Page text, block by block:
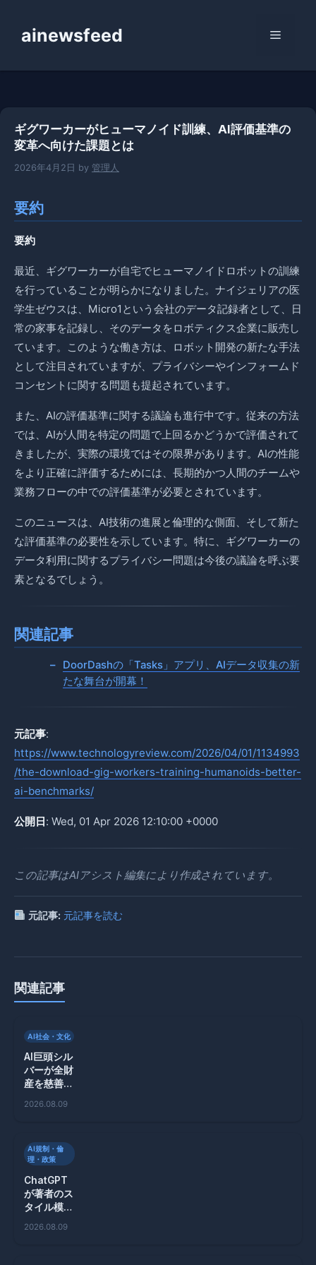
ainewsfeed メ
ギグワーカーがヒューマノイド訓練、AI評価基準の
変革へ向けた課題とは
2026年4月2日 by 管理人
要約
要約
最近、ギグワーカーが自宅でヒューマノイドロボットの訓練
を行っていることが明らかになりました。ナイジェリアの医
学生ゼウスは、Micro1という会社のデータ記録者として、日
常の家事を記録し、そのデータをロボティクス企業に販売し
ています。このような働き方は、ロボット開発の新たな手法
として注目されていますが、プライバシーやインフォームド
コンセントに関する問題も提起されています。
また、AIの評価基準に関する議論も進行中です。従来の方法
では、AIが人間を特定の問題で上回るかどうかで評価されて
きましたが、実際の環境ではその限界があります。AIの性能
をより正確に評価するためには、長期的かつ人間のチームや
業務フローの中での評価基準が必要とされています。
このニュースは、AI技術の進展と倫理的な側面、そして新た
な評価基準の必要性を示しています。特に、ギグワーカーの
データ利用に関するプライバシー問題は今後の議論を呼ぶ要
素となるでしょう。
関連記事
DoorDashの「Tasks」アプリ、AIデータ収集の新
たな舞台が開幕！
元記事:
https://www.technologyreview.com/2026/04/01/1134993
/the-download-gig-workers-training-humanoids-better-
ai-benchmarks/
公開日: Wed, 01 Apr 2026 12:10:00 +0000
この記事はAIアシスト編集により作成されています。
元記事: 元記事を読む
関連記事
AI社会・文化
AI巨頭シル
バーが全財
産を慈善に
由とは？
2026.08.09
AI規制・倫
理・政策
ChatGPT
が著者のス
タイル模倣
作権問題に
2026.08.09